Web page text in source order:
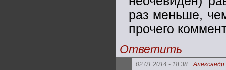
раз меньше,
прочего
Ответить
02.01.2014 - 18:38 Александр